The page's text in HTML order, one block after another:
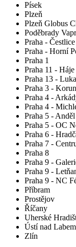
Písek
Plzeň
Plzeň Globus
Poděbrady
Praha -
Praha - Horní
Praha 1
Praha 11 - Háje
Praha 13 -
Praha 3 -
Praha 4 -
Praha 4 -
Praha 5 - Anděl
Praha 5 - OC
Praha 6 -
Praha 7 -
Praha 8
Praha 9 -
Praha 9 -
Praha 9 - NC
Příbram
Prostějov
Říčany
Uherské
Ústí nad Labem
Zlín